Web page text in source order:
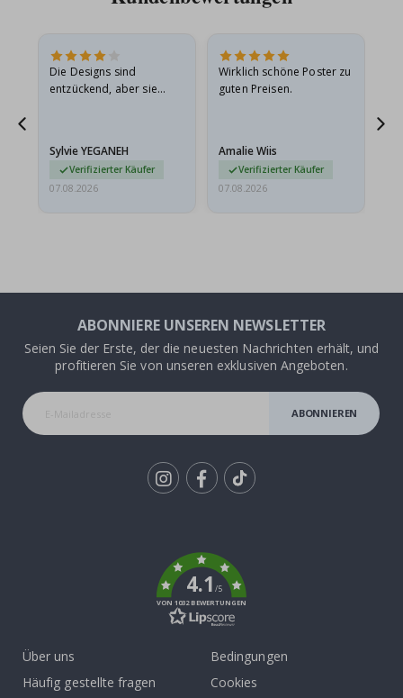
Die Designs sind
entzückend, aber sie
sie…
Sylvie YEGANEH
Verifizierter Käufer
07.08.2026
Wirklich schöne Poster zu
guten Preisen.
Amalie Wiis
Verifizierter Käufer
07.08.2026
ABONNIERE UNSEREN NEWSLETTER
Seien Sie der Erste, der die neuesten Nachrichten erhält, und
profitieren Sie von unseren exklusiven Angeboten.
ABONNIEREN
4.1/5
VON 1032 BEWERTUNGEN
Über uns
Häufig gestellte fragen
Bedingungen
Cookies